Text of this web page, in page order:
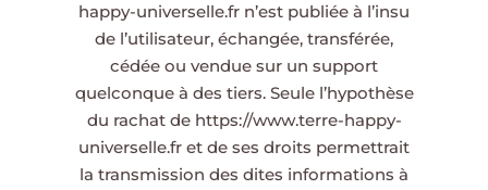
happy-universelle.fr n’est publiée à l’insu
de l’utilisateur, échangée, transférée,
cédée ou vendue sur un support
quelconque à des tiers. Seule l’hypothèse
du rachat de https://www.terre-happy-
universelle.fr et de ses droits permettrait
la transmission des dites informations à